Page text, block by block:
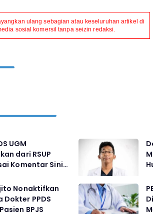
ulang sebagian atau keseluruhan artikel di
sosial komersil tanpa seizin redaksi.
UGM
dari RSUP
Komentar Sinis
Nonaktifkan
Dokter PPDS
BPJS